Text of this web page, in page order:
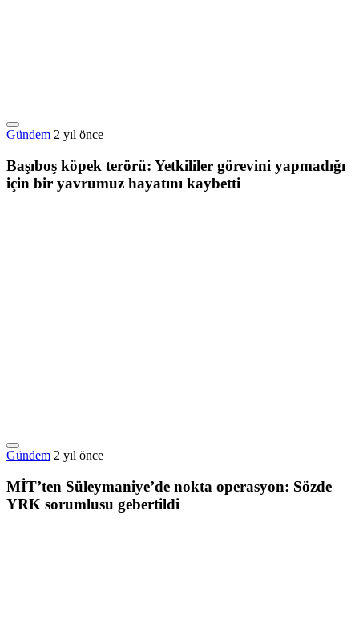
Gündem 2 yıl önce
Başıboş köpek terörü: Yetkililer görevini yapmadığı
için bir yavrumuz hayatını kaybetti
Gündem 2 yıl önce
MİT’ten Süleymaniye’de nokta operasyon: Sözde
YRK sorumlusu gebertildi